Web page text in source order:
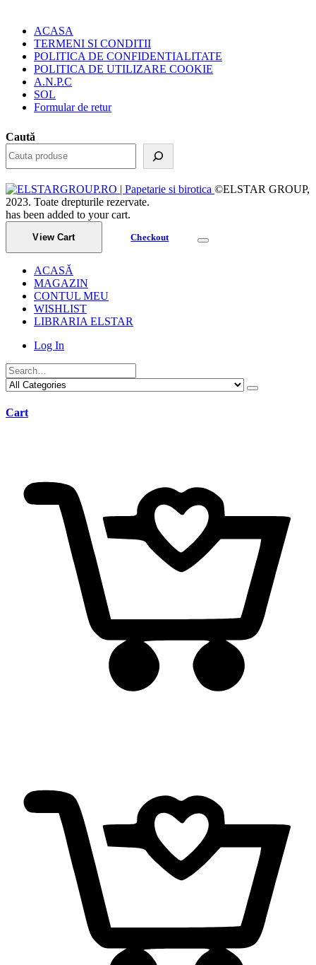
ACASA
TERMENI SI CONDITII
POLITICA DE CONFIDENTIALITATE
POLITICA DE UTILIZARE COOKIE
A.N.P.C
SOL
Formular de retur
Caută
©ELSTAR GROUP,
2023. Toate drepturile rezervate.
has been added to your cart.
View Cart Checkout
ACASĂ
MAGAZIN
CONTUL MEU
WISHLIST
LIBRARIA ELSTAR
Log In
Cart